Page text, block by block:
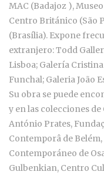
MAC (Badajoz ),
Centro Británico (São
(Brasília). Expone
extranjero: Todd
Lisboa; Galería
Funchal; Galeria João
Su obra se puede
y en las colecciones de
António Prates,
Contemporâ de
Contemporáneo de
Gulbenkian, Centro